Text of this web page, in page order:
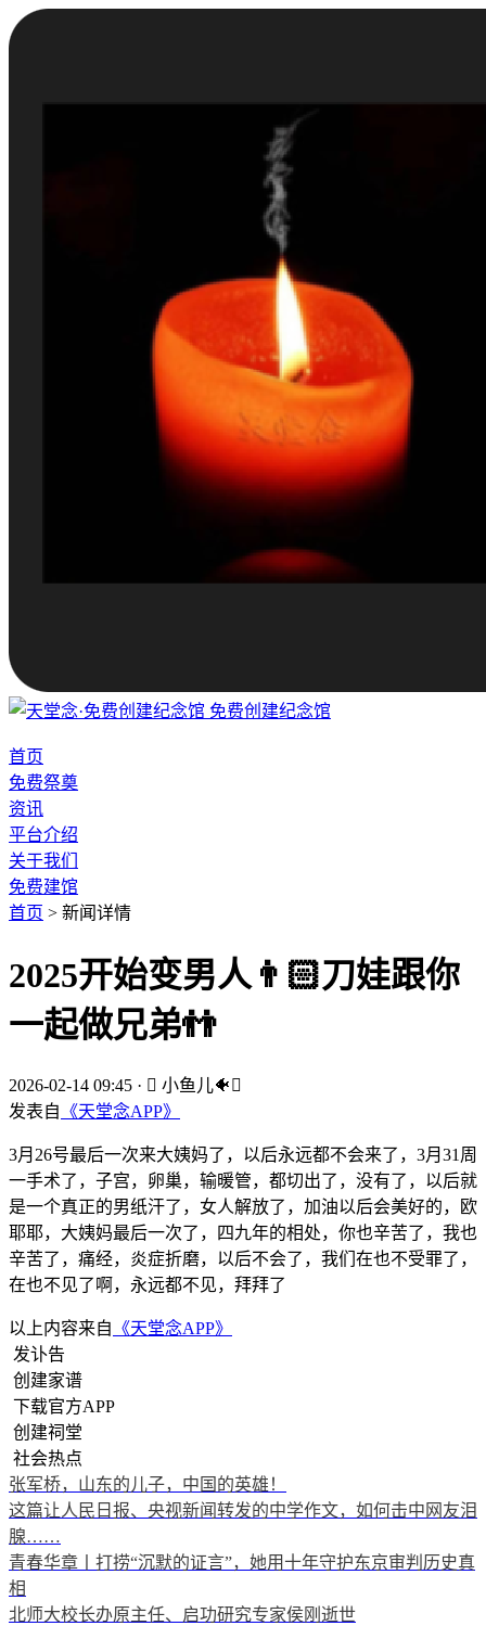
免费创建纪念馆
首页
免费祭奠
资讯
平台介绍
关于我们
免费建馆
首页 > 新闻详情
2025开始变男人👨🏻刀娃跟你
一起做兄弟👬
2026-02-14 09:45 ·  小鱼儿🐠
发表自 《天堂念APP》
3月26号最后一次来大姨妈了，以后永远都不会来了，3月31周
一手术了，子宫，卵巢，输暖管，都切出了，没有了，以后就
是一个真正的男纸汗了，女人解放了，加油以后会美好的，欧
耶耶，大姨妈最后一次了，四九年的相处，你也辛苦了，我也
辛苦了，痛经，炎症折磨，以后不会了，我们在也不受罪了，
在也不见了啊，永远都不见，拜拜了
以上内容来自 《天堂念APP》
发讣告
创建家谱
下载官方APP
创建祠堂
社会热点
张军桥，山东的儿子，中国的英雄！
这篇让人民日报、央视新闻转发的中学作文，如何击中网友泪
腺……
青春华章丨打捞“沉默的证言”，她用十年守护东京审判历史真
相
北师大校长办原主任、启功研究专家侯刚逝世